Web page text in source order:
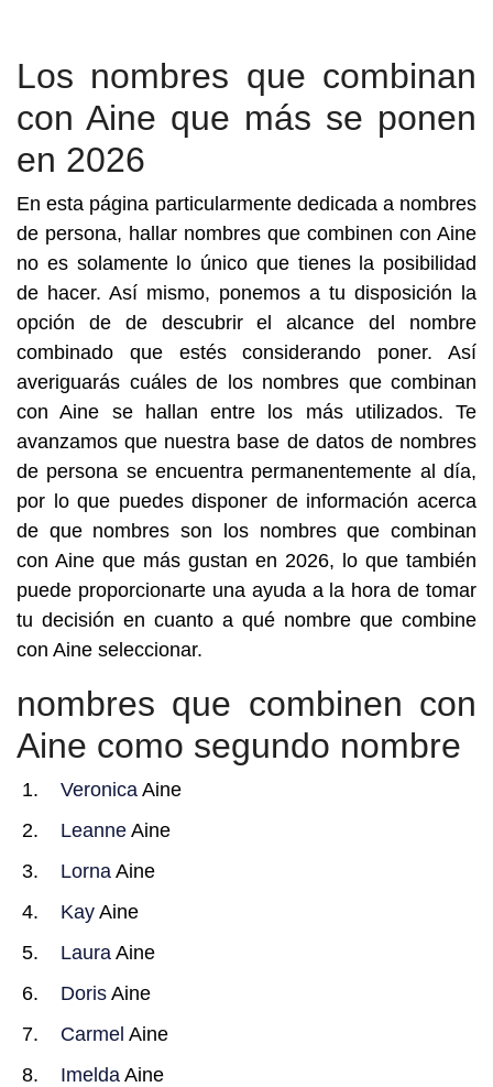
Los nombres que combinan
con Aine que más se ponen
en 2026
En esta página particularmente dedicada a nombres
de persona, hallar nombres que combinen con Aine
no es solamente lo único que tienes la posibilidad
de hacer. Así mismo, ponemos a tu disposición la
opción de de descubrir el alcance del nombre
combinado que estés considerando poner. Así
averiguarás cuáles de los nombres que combinan
con Aine se hallan entre los más utilizados. Te
avanzamos que nuestra base de datos de nombres
de persona se encuentra permanentemente al día,
por lo que puedes disponer de información acerca
de que nombres son los nombres que combinan
con Aine que más gustan en 2026, lo que también
puede proporcionarte una ayuda a la hora de tomar
tu decisión en cuanto a qué nombre que combine
con Aine seleccionar.
nombres que combinen con
Aine como segundo nombre
Veronica Aine
Leanne Aine
Lorna Aine
Kay Aine
Laura Aine
Doris Aine
Carmel Aine
Imelda Aine